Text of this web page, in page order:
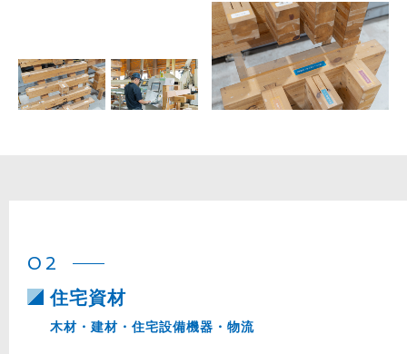
02
住宅資材
木材・建材・住宅設備機器・物流